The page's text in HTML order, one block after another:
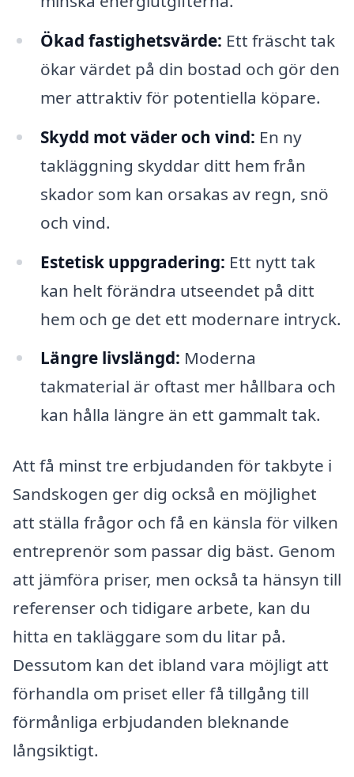
Ökad fastighetsvärde: Ett fräscht tak
ökar värdet på din bostad och gör den
mer attraktiv för potentiella köpare.
Skydd mot väder och vind: En ny
takläggning skyddar ditt hem från
skador som kan orsakas av regn, snö
och vind.
Estetisk uppgradering: Ett nytt tak
kan helt förändra utseendet på ditt
hem och ge det ett modernare intryck.
Längre livslängd: Moderna
takmaterial är oftast mer hållbara och
kan hålla längre än ett gammalt tak.
Att få minst tre erbjudanden för takbyte i
Sandskogen ger dig också en möjlighet
att ställa frågor och få en känsla för vilken
entreprenör som passar dig bäst. Genom
att jämföra priser, men också ta hänsyn till
referenser och tidigare arbete, kan du
hitta en takläggare som du litar på.
Dessutom kan det ibland vara möjligt att
förhandla om priset eller få tillgång till
förmånliga erbjudanden bleknande
långsiktigt.